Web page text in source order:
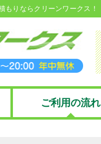
もりならクリーンワークス！
ご利用の流れ